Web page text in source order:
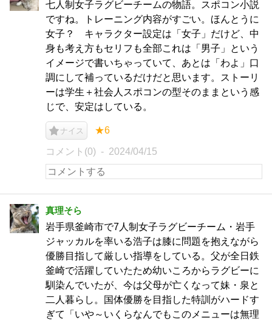
七人制女子ラグビーチームの物語。スポコン小説
ですね。トレーニング内容がすごい。ほんとうに
女子？ キャラクター設定は「女子」だけど、中
身も考え方もセリフも全部これは「男子」という
イメージで書いちゃっていて、あとは「わよ」口
調にして補っているだけだと思います。ストーリ
ーは学生＋社会人スポコンの型そのままという感
じで、安定はしている。
ナイス ★6
コメント(0) 2024/04/15
真理そら
岩手県釜崎市で7人制女子ラグビーチーム・岩手
ジャッカルを率いる浩子は膝に問題を抱えながら
優勝目指して厳しい指導をしている。父が全日鉄
釜崎で活躍していたため幼いころからラグビーに
馴染んでいたが、今は父母が亡くなって妹・泉と
二人暮らし。国体優勝を目指した特訓がハードす
ぎて「いや～いくらなんでもこのメニューは無理